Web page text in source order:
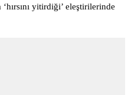
yitirdiği’ eleştirilerinde